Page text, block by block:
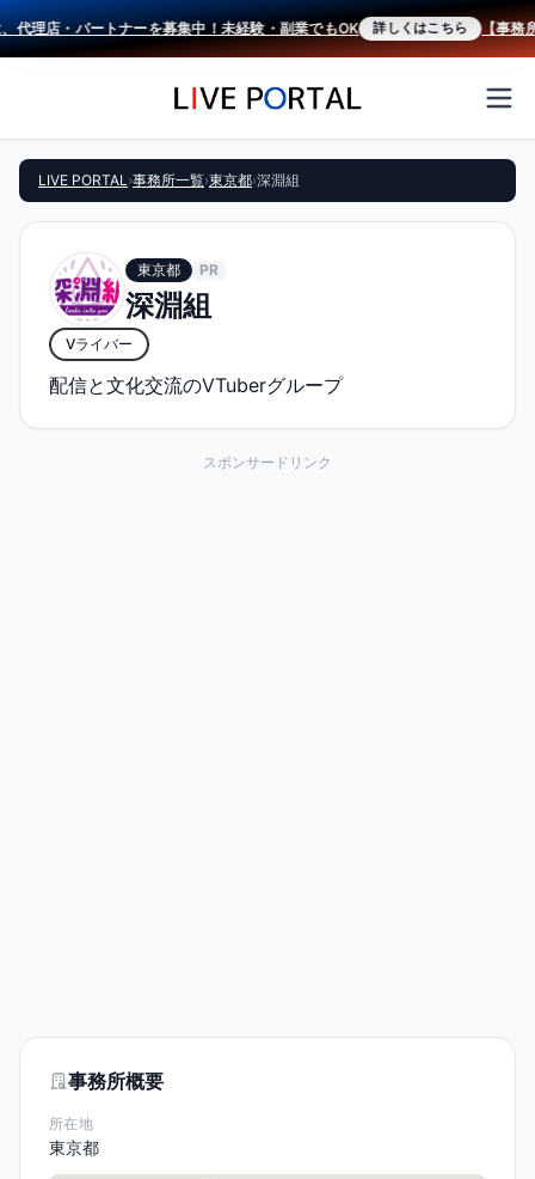
理店・パートナーを募集中！未経験・副業でもOK 詳しくはこちら 【事務所
LIVE PORTAL ›事務所一覧›東京都›深淵組
東京都 PR
深淵組
Vライバー
配信と文化交流のVTuberグループ
スポンサードリンク
事務所概要
所在地
東京都